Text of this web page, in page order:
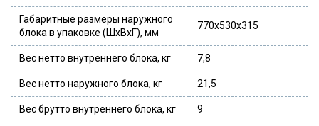
Габаритные размеры наружного
блока в упаковке (ШxВxГ), мм
770x530x315
Вес нетто внутреннего блока, кг 7,8
Вес нетто наружного блока, кг 21,5
Вес брутто внутреннего блока, кг 9